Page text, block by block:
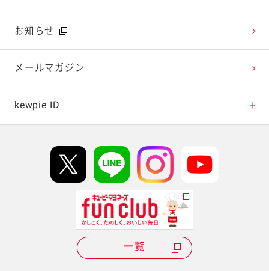
広告ギャラリー
テレビ・ラジオ
キャンペーン・イベント
お知らせ
メールマガジン
kewpie ID
Hi! kewpieについて
Qummyについて
一覧